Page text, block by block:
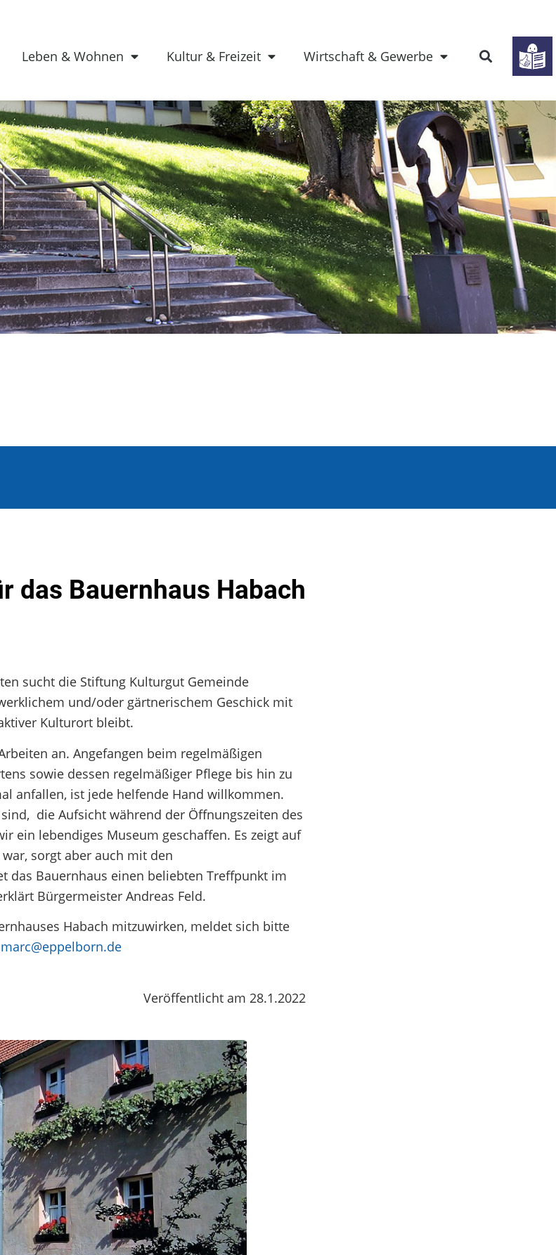
Leben & Wohnen Kultur & Freizeit Wirtschaft & Gewerbe
das Bauernhaus Habach
sucht die Stiftung Kulturgut Gemeinde
und/oder gärtnerischem Geschick mit
Kulturort bleibt.
an. Angefangen beim regelmäßigen
sowie dessen regelmäßiger Pflege bis hin zu
anfallen, ist jede helfende Hand willkommen.
die Aufsicht während der Öffnungszeiten des
ein lebendiges Museum geschaffen. Es zeigt auf
sorgt aber auch mit den
das Bauernhaus einen beliebten Treffpunkt im
Bürgermeister Andreas Feld.
Habach mitzuwirken, meldet sich bitte
Veröffentlicht am 28.1.2022